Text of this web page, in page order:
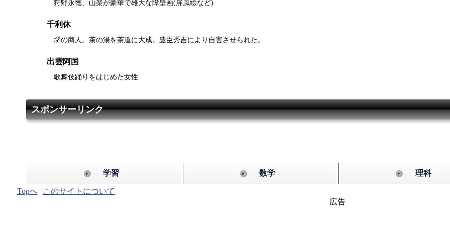
狩野永徳、山楽が豪華で雄大な障壁画(屏風絵など)
千利休
堺の商人。茶の湯を茶道に大成。豊臣秀吉により自害させられた。
出雲阿国
歌舞伎踊りをはじめた女性
スポンサーリンク
学習 数学 理科
Topへ
このサイトについて
広告